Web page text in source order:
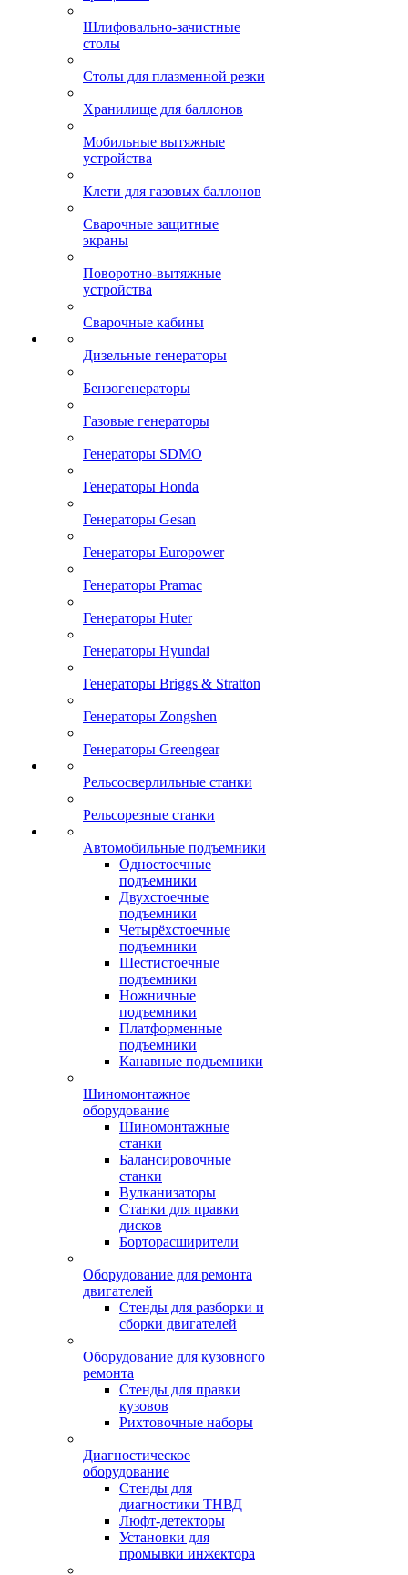
Шлифовально-зачистные
столы
Столы для плазменной резки
Хранилище для баллонов
Мобильные вытяжные
устройства
Клети для газовых баллонов
Сварочные защитные
экраны
Поворотно-вытяжные
устройства
Сварочные кабины
Дизельные генераторы
Бензогенераторы
Газовые генераторы
Генераторы SDMO
Генераторы Honda
Генераторы Gesan
Генераторы Europower
Генераторы Pramac
Генераторы Huter
Генераторы Hyundai
Генераторы Briggs & Stratton
Генераторы Zongshen
Генераторы Greengear
Рельсосверлильные станки
Рельсорезные станки
Автомобильные подъемники
Одностоечные
подъемники
Двухстоечные
подъемники
Четырёхстоечные
подъемники
Шестистоечные
подъемники
Ножничные
подъемники
Платформенные
подъемники
Канавные подъемники
Шиномонтажное
оборудование
Шиномонтажные
станки
Балансировочные
станки
Вулканизаторы
Станки для правки
дисков
Борторасширители
Оборудование для ремонта
двигателей
Стенды для разборки и
сборки двигателей
Оборудование для кузовного
ремонта
Стенды для правки
кузовов
Рихтовочные наборы
Диагностическое
оборудование
Стенды для
диагностики ТНВД
Люфт-детекторы
Установки для
промывки инжектора